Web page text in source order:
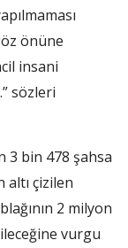
önüne
insani
sözleri
3 bin 478 şahsa
altı çizilen
2 milyon
vurgu